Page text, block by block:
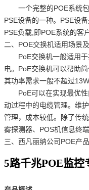
一个完整的POE系统
PSE设备的一种。PSE设
PSE负载,即POE系统的客
二、POE交换机适用场景
PoE交换机一般适用于
电。PoE交换机可以帮助
其功率需求一般不超过
PoE可以在实现最优性
动过程中的电缆管理。维
管理，成本较低。除了传
雾探测器、POS机信息终
三、西凡丽纳公司POE产
5路千兆POE监控